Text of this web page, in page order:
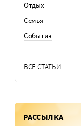
Отдых
Семья
События
ВСЕ СТАТЬИ
РАССЫЛКА